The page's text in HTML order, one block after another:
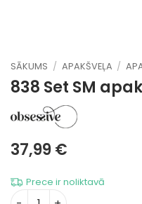
SĀKUMS / APAKŠVEĻA /
838 Set SM
37,99€
Prece ir noliktavā
838 Set SM daudzums